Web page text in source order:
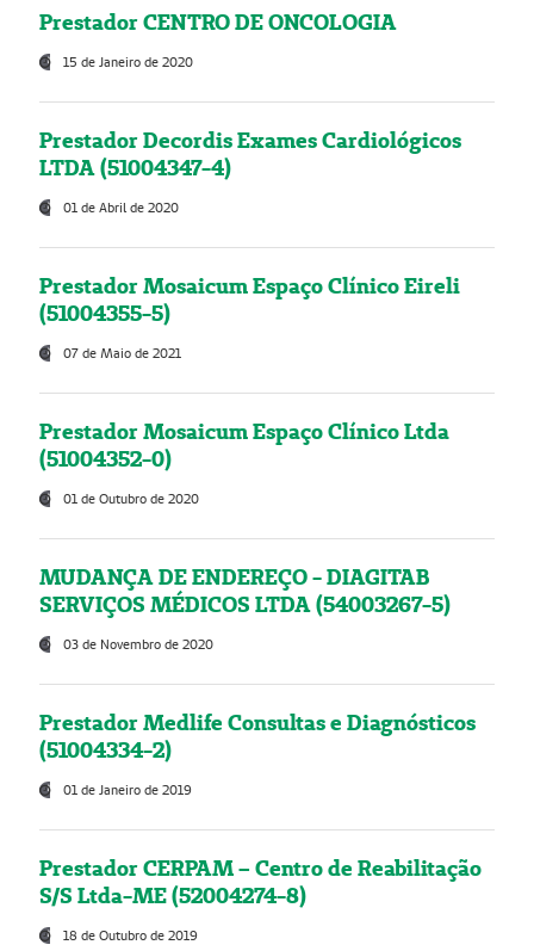
Prestador CENTRO DE ONCOLOGIA
15 de Janeiro de 2020
Prestador Decordis Exames Cardiológicos
LTDA (51004347-4)
01 de Abril de 2020
Prestador Mosaicum Espaço Clínico Eireli
(51004355-5)
07 de Maio de 2021
Prestador Mosaicum Espaço Clínico Ltda
(51004352-0)
01 de Outubro de 2020
MUDANÇA DE ENDEREÇO - DIAGITAB
SERVIÇOS MÉDICOS LTDA (54003267-5)
03 de Novembro de 2020
Prestador Medlife Consultas e Diagnósticos
(51004334-2)
01 de Janeiro de 2019
Prestador CERPAM – Centro de Reabilitação
S/S Ltda-ME (52004274-8)
18 de Outubro de 2019